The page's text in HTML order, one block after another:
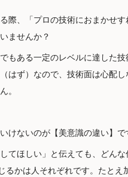
際、「プロの技術におまかせす
ませんか？
もある一定のレベルに達した技
はず）なので、技術面は心配し
。
けないのが【美意識の違い】で
てほしい」と伝えても、どんな
るかは人それぞれです。たとえ